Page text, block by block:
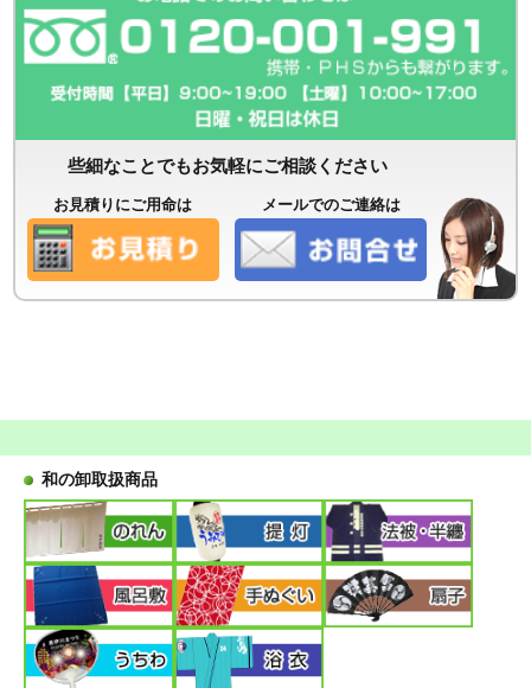
些細なことでもお気軽にご相談ください
お見積りにご用命は メールでのご連絡は
和の卸取扱商品